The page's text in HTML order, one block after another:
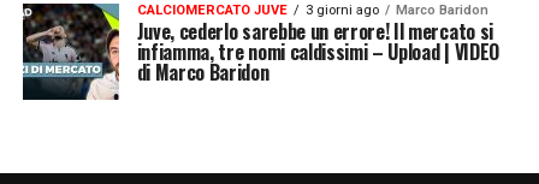
CALCIOMERCATO JUVE 3 giorni ago Marco Baridon
Juve, cederlo sarebbe un errore! Il mercato si
infiamma, tre nomi caldissimi – Upload | VIDEO
di Marco Baridon